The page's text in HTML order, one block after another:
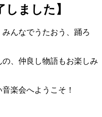
しました】
んなでうたおう、踊ろ
、仲良し物語もお楽しみ
楽会へようこそ！